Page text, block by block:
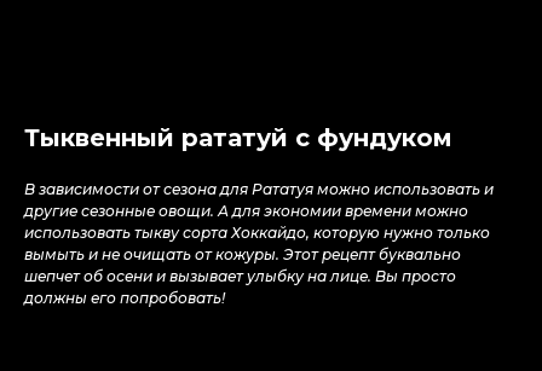
Тыквенный рататуй с фундуком
В зависимости от сезона для Рататуя можно использовать и
другие сезонные овощи. А для экономии времени можно
использовать тыкву сорта Хоккайдо, которую нужно только
вымыть и не очищать от кожуры. Этот рецепт буквально
шепчет об осени и вызывает улыбку на лице. Вы просто
должны его попробовать!